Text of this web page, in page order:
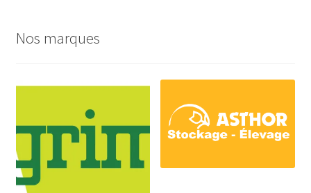
Nos marques